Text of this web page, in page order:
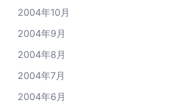
2004年10月
2004年9月
2004年8月
2004年7月
2004年6月